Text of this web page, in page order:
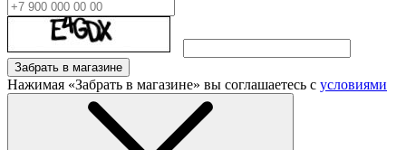
Забрать в магазине
Нажимая «Забрать в магазине» вы соглашаетесь с условиями